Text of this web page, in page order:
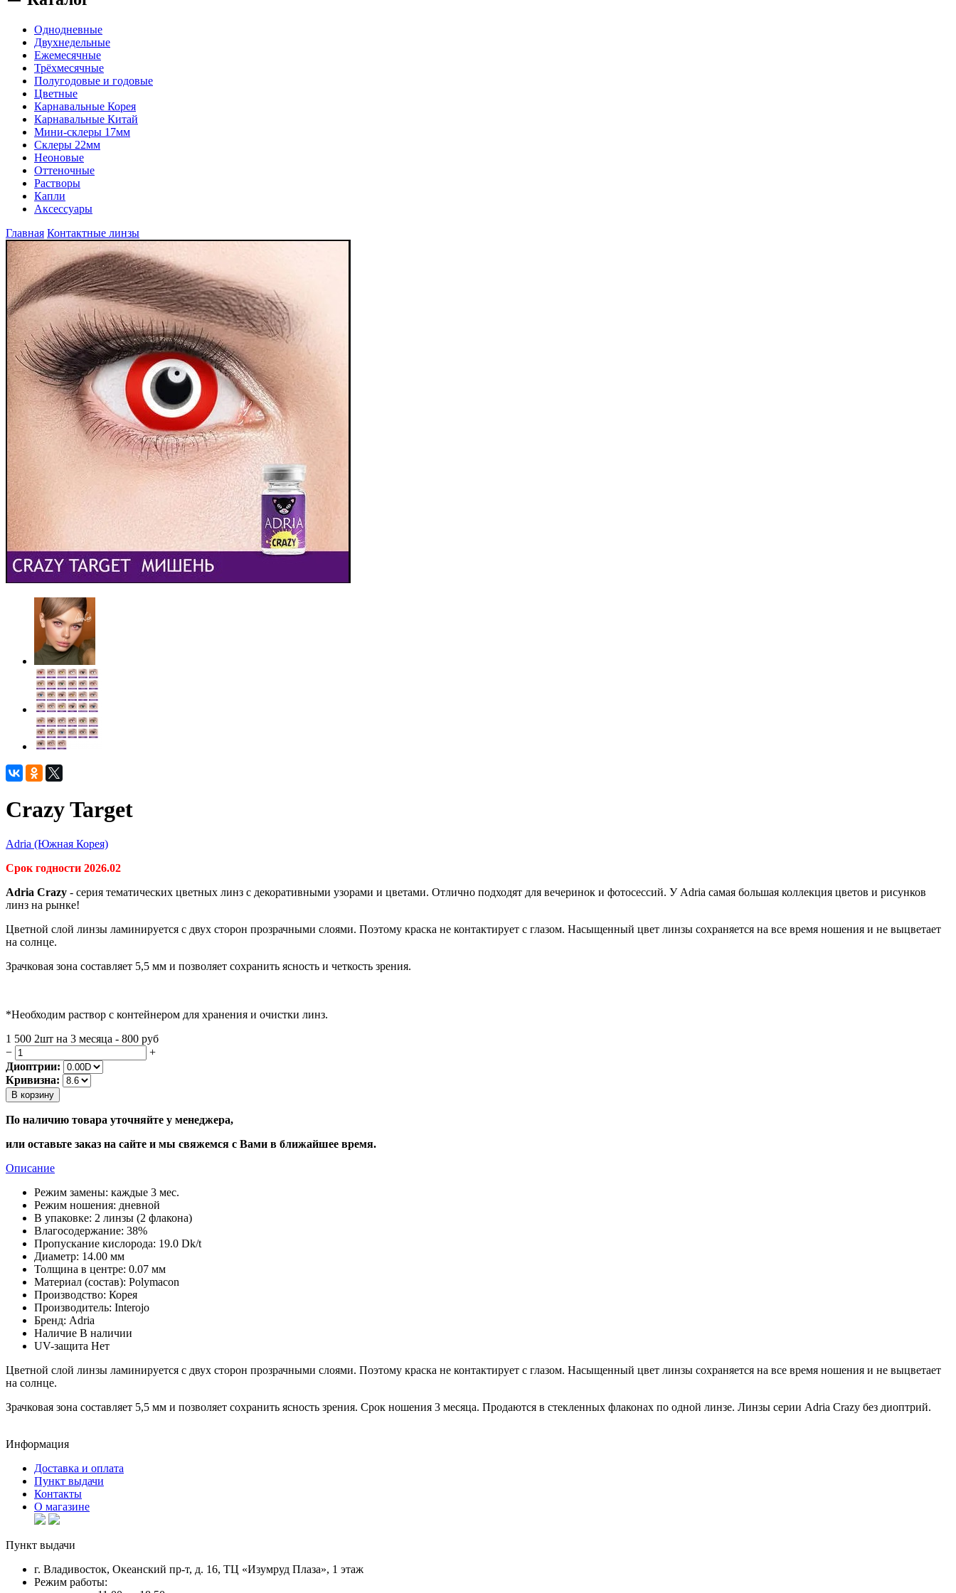
Однодневные
Двухнедельные
Ежемесячные
Трёхмесячные
Полугодовые и годовые
Цветные
Карнавальные Корея
Карнавальные Китай
Мини-склеры 17мм
Склеры 22мм
Неоновые
Оттеночные
Растворы
Капли
Аксессуары
Главная Контактные линзы
Crazy Target
Adria (Южная Корея)
Срок годности 2026.02
Adria Crazy - серия тематических цветных линз с декоративными узорами и цветами. Отлично подходят для вечеринок и фотосессий. У Adria самая большая коллекция цветов и рисунков
линз на рынке!
Цветной слой линзы ламинируется с двух сторон прозрачными слоями. Поэтому краска не контактирует с глазом. Насыщенный цвет линзы сохраняется на все время ношения и не выцветает
на солнце.
Зрачковая зона составляет 5,5 мм и позволяет сохранить ясность и четкость зрения.
*Необходим раствор с контейнером для хранения и очистки линз.
1 500 2шт на 3 месяца - 800 руб
−
+
Диоптрии:
Кривизна:
В корзину
По наличию товара уточняйте у менеджера,
или оставьте заказ на сайте и мы свяжемся с Вами в ближайшее время.
Описание
Режим замены: каждые 3 мес.
Режим ношения: дневной
В упаковке: 2 линзы (2 флакона)
Влагосодержание: 38%
Пропускание кислорода: 19.0 Dk/t
Диаметр: 14.00 мм
Толщина в центре: 0.07 мм
Материал (состав): Polymacon
Производство: Корея
Производитель: Interojo
Бренд: Adria
Наличие В наличии
UV-защита Нет
Цветной слой линзы ламинируется с двух сторон прозрачными слоями. Поэтому краска не контактирует с глазом. Насыщенный цвет линзы сохраняется на все время ношения и не выцветает
на солнце.
Зрачковая зона составляет 5,5 мм и позволяет сохранить ясность зрения. Срок ношения 3 месяца. Продаются в стекленных флаконах по одной линзе. Линзы серии Adria Crazy без диоптрий.
Информация
Доставка и оплата
Пункт выдачи
Контакты
О магазине
Пункт выдачи
г. Владивосток, Океанский пр-т, д. 16, ТЦ «Изумруд Плаза», 1 этаж
Режим работы: